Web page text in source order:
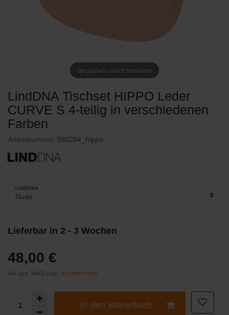
Vergrößern durch berühren
LindDNA Tischset HIPPO Leder
CURVE S 4-teilig in verschiedenen
Farben
Artikelnummer 990204_hippo
LINDDNA
Lieferbar in 2 - 3 Wochen
48,00 €
inkl. ges. MwSt zzgl. Versandkosten
In den Warenkorb